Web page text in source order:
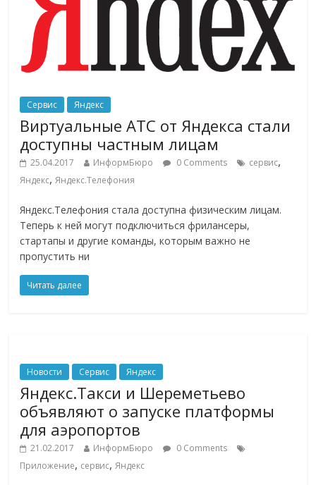
Сервис Яндекс
Виртуальные АТС от Яндекса стали
доступны частным лицам
25.04.2017 ИнформБюро 0 Comments сервис,
Яндекс,Яндекс.Телефония
Яндекс.Телефония стала доступна физическим лицам.
Теперь к ней могут подключиться фрилансеры,
стартапы и другие команды, которым важно не
пропустить ни
Читать далее
Новости Сервис Яндекс
Яндекс.Такси и Шереметьево
объявляют о запуске платформы
для аэропортов
21.02.2017 ИнформБюро
0 Comments
Приложение, сервис,Яндекс